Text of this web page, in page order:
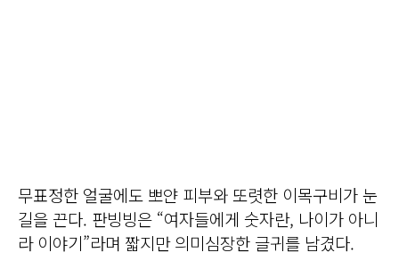
무표정한 얼굴에도 뽀얀 피부와 또렷한 이목구비가 눈
길을 끈다. 판빙빙은 “여자들에게 숫자란, 나이가 아니
라 이야기”라며 짧지만 의미심장한 글귀를 남겼다.